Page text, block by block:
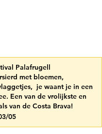
Palafrugell
met bloemen,
je waant je in een
Een van de vrolijkste en
van de Costa Brava!
05